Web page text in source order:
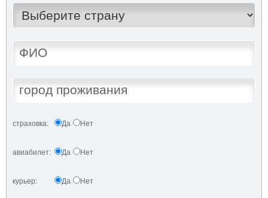
страховка: Да Нет
авиабилет: Да Нет
курьер: Да Нет